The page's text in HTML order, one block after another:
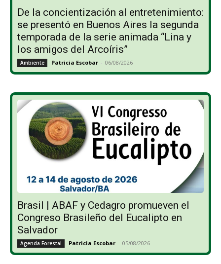
De la concientización al entretenimiento:
se presentó en Buenos Aires la segunda
temporada de la serie animada “Lina y
los amigos del Arcoíris”
Ambiente Patricia Escobar - 06/08/2026
Brasil | ABAF y Cedagro promueven el
Congreso Brasileño del Eucalipto en
Salvador
Agenda Forestal Patricia Escobar - 05/08/2026